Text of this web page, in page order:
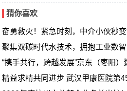
猜你喜欢
奋勇救火！紧急时刻，中介小伙秒变
聚集双碳时代水技术，拥抱工业数
“携手共行，跨越发展”京东（枣阳）
精益求精共同进步 武汉甲康医院第